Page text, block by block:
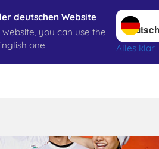
deutschen Website
you can use the
one
Sprache
Alles klar